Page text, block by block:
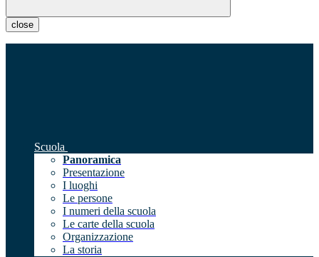
close
Scuola
Panoramica
Presentazione
I luoghi
Le persone
I numeri della scuola
Le carte della scuola
Organizzazione
La storia